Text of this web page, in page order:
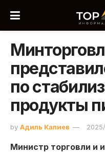
по
продукты
by Адиль Калиев 2025/
Министр торговли и